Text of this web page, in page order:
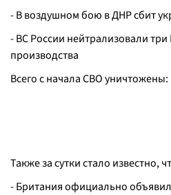
- В воздушном бою в ДНР сбит
- ВС России нейтрализовали
производства
Всего с начала СВО уничтожены:
Также за сутки стало известно,
- Британия официально